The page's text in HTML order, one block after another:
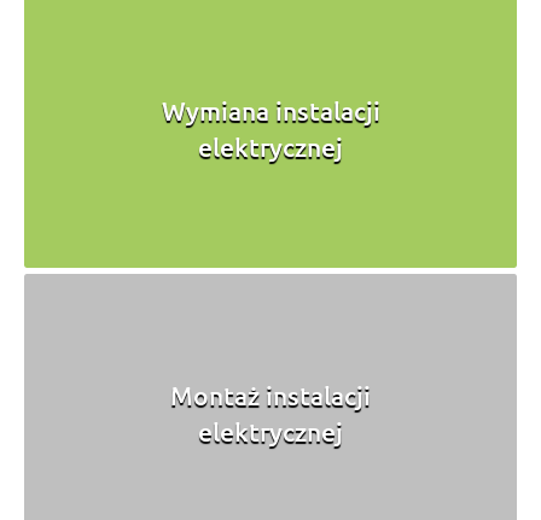
Wymiana instalacji
elektrycznej
Montaż instalacji
elektrycznej